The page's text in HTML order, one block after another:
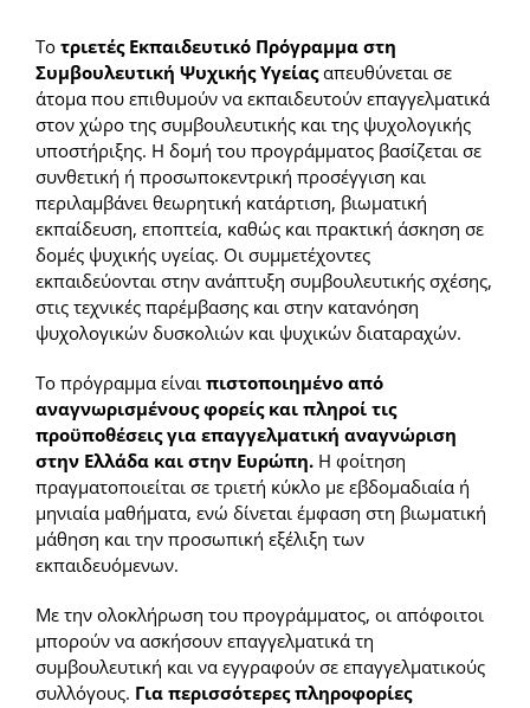
Νέα
Σεμινάρια 2025 – 2026
Γνώμες σπουδαστών
Gallery
Συνταγές
Εγκαταστάσεις
Παροχές
Χορηγίες – Συνεργασίες
Tομέας Γαστρονομίας
Tομέας Τουριστικών
Τομέας Αθλητισμού και Πολιτισμού
Τομέας Διοίκησης και Οικονομίας
Τομέας Ένδυσης και Υπόδησης
Τομέας Επαγγελμάτων Επικοινωνίας και Μέσων Μαζικής
Ενημέρωσης
Τομέας Ομορφιάς και Aισθητικής
Τομέας Πληροφορικής
Πανεπιστήμια
Παν/μιο Νεάπολις Πάφος
University of Limassol
Πιστοποίηση LRN
Vegan Academy
Καλωσόρισμα στην Vegan Academy
Εισηγητές Vegan Academy
Vegan Τομέας Επισιτισμού
Vegan Μαγειρική
Vegan Ζαχαροπλαστική
Vegan Ταχύρυθμο (Μαγειρική Ζαχαροπλαστική)
Vegan Τομέας Ομορφιάς
Vegan Nail Art
Vegan Make Up Artist
Vegan Τομέας Τουρισμού
Τουριστικό Στέλεχος
Vegan Τομέας Ολιστικών Επιστημών
Διά Βίου Μάθησης
Cooking Classes in Athens
Εισηγητές Δια Βίου Μάθησης
Τομέας Τουρισμού & Επισιτισμού
Μαθήματα Μαγειρικής
Gluten Free Academy
Τομέας Ολιστικών Επιστημών
Πανελλήνιος Σύλλογος Βιοσυντονισμού
Τομέας Ομορφιάς
Admissions
Το τριετές Εκπαιδευτικό Πρόγραμμα στη
Συμβουλευτική Ψυχικής Υγείαςαπευθύνεται σε
άτομα που επιθυμούν να εκπαιδευτούν επαγγελματικά
στον χώρο της συμβουλευτικής και της ψυχολογικής
υποστήριξης. Η δομή του προγράμματος βασίζεται σε
συνθετική ή προσωποκεντρική προσέγγιση και
περιλαμβάνει θεωρητική κατάρτιση, βιωματική
εκπαίδευση, εποπτεία, καθώς και πρακτική άσκηση σε
δομές ψυχικής υγείας. Οι συμμετέχοντες
εκπαιδεύονται στην ανάπτυξη συμβουλευτικής σχέσης,
στις τεχνικές παρέμβασης και στην κατανόηση
ψυχολογικών δυσκολιών και ψυχικών διαταραχών.
Το πρόγραμμα είναι πιστοποιημένο από
αναγνωρισμένους φορείς και πληροί τις
προϋποθέσεις για επαγγελματική αναγνώριση
στην Ελλάδα και στην Ευρώπη.Η φοίτηση
πραγματοποιείται σε τριετή κύκλο με εβδομαδιαία ή
μηνιαία μαθήματα, ενώ δίνεται έμφαση στη βιωματική
μάθηση και την προσωπική εξέλιξη των
εκπαιδευόμενων.
Με την ολοκλήρωση του προγράμματος, οι απόφοιτοι
μπορούν να ασκήσουν επαγγελματικά τη
συμβουλευτική και να εγγραφούν σε επαγγελματικούς
συλλόγους. Για περισσότερες πληροφορίες